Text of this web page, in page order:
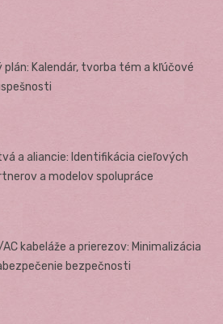
plán: Kalendár, tvorba tém a kľúčové
a aliancie: Identifikácia cieľových
a modelov spolupráce
AC kabeláže a prierezov: Minimalizácia
bezpečnosti